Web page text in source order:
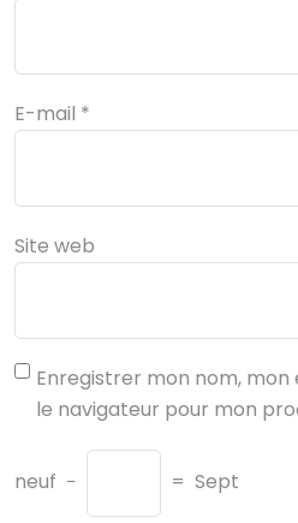
E-mail *
Site web
Enregistrer mon nom,
le navigateur pour mon
neuf − = Sept